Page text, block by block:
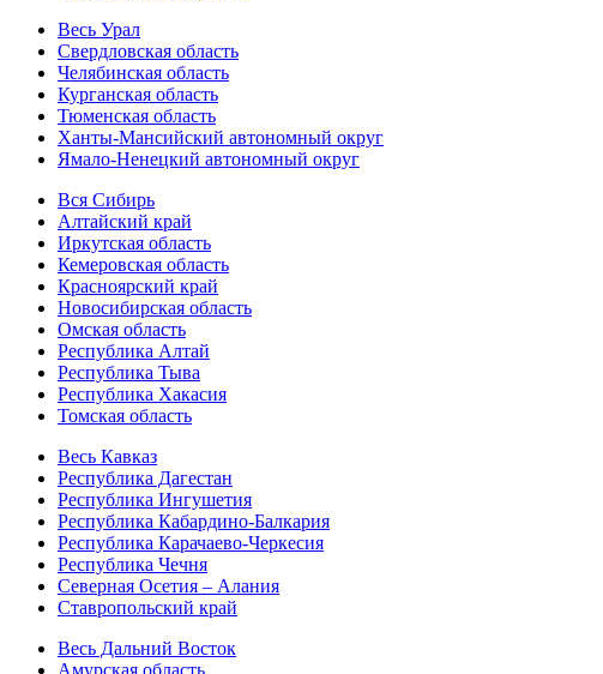
Весь Урал
Свердловская область
Челябинская область
Курганская область
Тюменская область
Ханты-Мансийский автономный округ
Ямало-Ненецкий автономный округ
Вся Сибирь
Алтайский край
Иркутская область
Кемеровская область
Красноярский край
Новосибирская область
Омская область
Республика Алтай
Республика Тыва
Республика Хакасия
Томская область
Весь Кавказ
Республика Дагестан
Республика Ингушетия
Республика Кабардино-Балкария
Республика Карачаево-Черкесия
Республика Чечня
Северная Осетия – Алания
Ставропольский край
Весь Дальний Восток
Амурская область